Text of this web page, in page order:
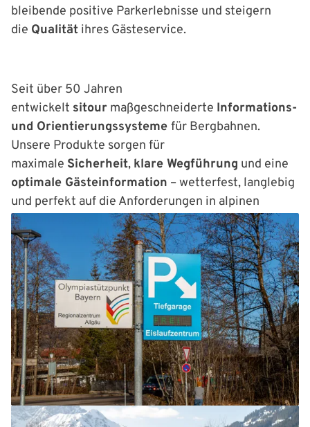
bleibende positive Parkerlebnisse und steigern
die Qualität ihres Gästeservice.
Seit über 50 Jahren
entwickelt sitour maßgeschneiderte Informations-
und Orientierungssysteme für Bergbahnen.
Unsere Produkte sorgen für
maximale Sicherheit, klare Wegführung und eine
optimale Gästeinformation – wetterfest, langlebig
und perfekt auf die Anforderungen in alpinen
Regionen abgestimmt. sitour –Innovative
Lösungen für Bergbahn.